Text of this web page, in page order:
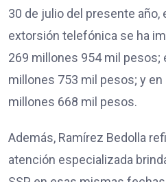
30 de julio del presente año,
extorsión telefónica se ha
269 millones 954 mil
millones 753 mil pesos; y
millones 668 mil pesos.
Además, Ramírez Bedolla
atención especializada